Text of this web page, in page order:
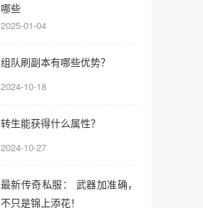
哪些
2025-01-04
组队刷副本有哪些优势？
2024-10-18
转生能获得什么属性？
2024-10-27
最新传奇私服： 武器加准确，
不只是锦上添花！